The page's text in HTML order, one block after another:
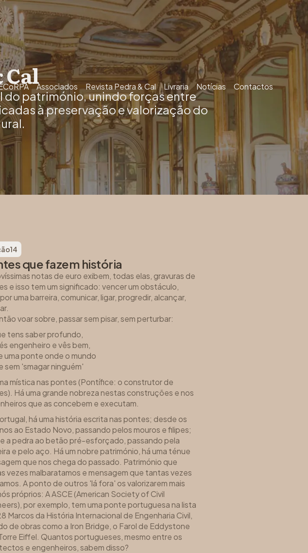
Associados Revista Pedra & Cal Livraria Notícias Contactos
Cal
do património, unindo forças entre
à preservação e valorização do
14
que fazem história
notas de euro exibem, todas elas, gravuras de
e isso tem um significado: vencer um obstáculo,
uma barreira, comunicar, ligar, progredir, alcançar,
voar sobre, passar sem pisar, sem perturbar:
tens saber profundo,
engenheiro e vês bem,
uma ponte onde o mundo
sem 'smagar ninguém'
mística nas pontes (Pontífice: o construtor de
Há uma grande nobreza nestas construções e nos
que as concebem e executam.
há uma história escrita nas pontes; desde os
ao Estado Novo, passando pelos mouros e filipes;
a pedra ao betão pré-esforçado, passando pela
e pelo aço. Há um nobre património, há uma ténue
que nos chega do passado. Património que
vezes malbaratamos e mensagem que tantas vezes
A ponto de outros 'lá fora' os valorizarem mais
próprios: A ASCE (American Society of Civil
por exemplo, tem uma ponte portuguesa na lista
Marcos da História Internacional de Engenharia Civil,
de obras como a Iron Bridge, o Farol de Eddystone
Eiffel. Quantos portugueses, mesmo entre os
e engenheiros, sabem disso?